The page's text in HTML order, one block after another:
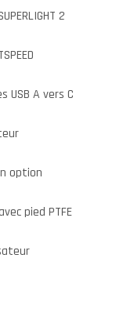
2
USB A vers C
option
pied PTFE